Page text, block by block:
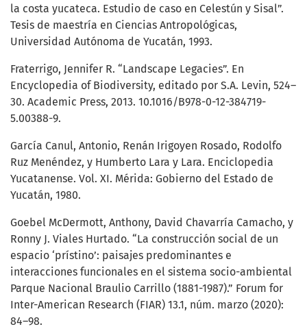
la costa yucateca. Estudio de caso en Celestún y Sisal”.
Tesis de maestría en Ciencias Antropológicas,
Universidad Autónoma de Yucatán, 1993.
Fraterrigo, Jennifer R. “Landscape Legacies”. En
Encyclopedia of Biodiversity, editado por S.A. Levin, 524–
30. Academic Press, 2013. 10.1016/B978-0-12-384719-
5.00388-9.
García Canul, Antonio, Renán Irigoyen Rosado, Rodolfo
Ruz Menéndez, y Humberto Lara y Lara. Enciclopedia
Yucatanense. Vol. XI. Mérida: Gobierno del Estado de
Yucatán, 1980.
Goebel McDermott, Anthony, David Chavarría Camacho, y
Ronny J. Viales Hurtado. “La construcción social de un
espacio ‘prístino’: paisajes predominantes e
interacciones funcionales en el sistema socio-ambiental
Parque Nacional Braulio Carrillo (1881-1987).” Forum for
Inter-American Research (FIAR) 13.1, núm. marzo (2020):
84–98.